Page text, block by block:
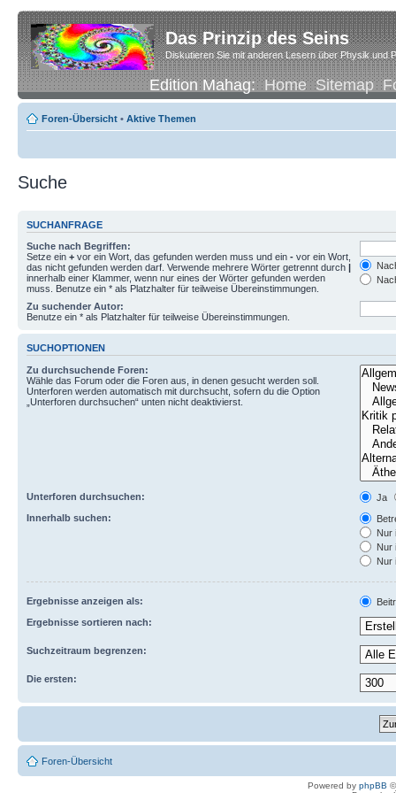
Das Prinzip des Seins
Diskutieren Sie mit anderen Lesern über Physik und
Edition Mahag:Home Sitemap
Foren-Übersicht • Aktive Themen
Suche
SUCHANFRAGE
Suche nach Begriffen:
Setze ein + vor ein Wort, das gefunden werden muss und ein - vor ein Wort,
das nicht gefunden werden darf. Verwende mehrere Wörter getrennt durch |
innerhalb einer Klammer, wenn nur eines der Wörter gefunden werden
muss. Benutze ein * als Platzhalter für teilweise Übereinstimmungen.
Zu suchender Autor:
Benutze ein * als Platzhalter für teilweise Übereinstimmungen.
SUCHOPTIONEN
Zu durchsuchende Foren:
Wähle das Forum oder die Foren aus, in denen gesucht werden soll.
Unterforen werden automatisch mit durchsucht, sofern du die Option
„Unterforen durchsuchen“ unten nicht deaktivierst.
Unterforen durchsuchen:
Ja
Innerhalb suchen:
Nur
Nur
Nur
Ergebnisse anzeigen als:
Ergebnisse sortieren nach:
Suchzeitraum begrenzen:
Die ersten:
Foren-Übersicht
Powered by phpBB